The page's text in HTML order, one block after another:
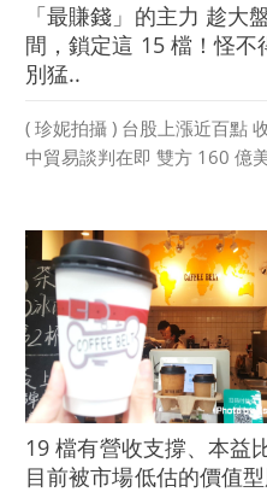
「最賺錢」的主力 趁大
間，鎖定這 15 檔！怪不
別猛..
( 珍妮拍攝 ) 台股上漲近百點
中貿易談判在即 雙方 160 億
談判有望露出曙光 美股持續
股也展開第 2 天反彈 台股在
2...
19 檔有營收支撐、本益
目前被市場低估的價值型